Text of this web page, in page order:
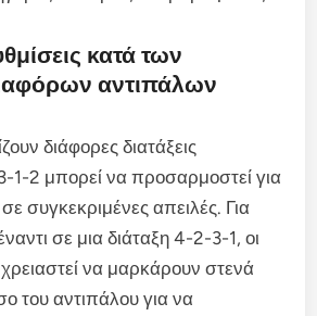
κατά των
αντιπάλων
διάφορες διατάξεις
1-2 μπορεί να προσαρμοστεί για
συγκεκριμένες απειλές. Για
σε μια διάταξη 4-2-3-1, οι
να μαρκάρουν στενά
του αντιπάλου για να